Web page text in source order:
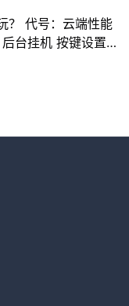
？ 代号：云端性能
台挂机 按键设置